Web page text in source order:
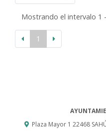
Mostrando el intervalo 1
1
Plaza Mayor 1 22468